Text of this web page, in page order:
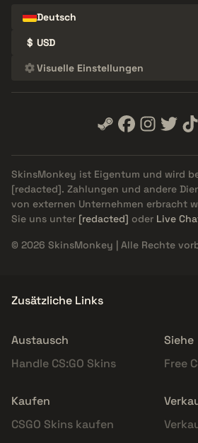
Deutsch
$ USD
Visuelle Einstellungen
SkinsMonkey ist Eigentum und wird
[redacted]. Zahlungen und andere
von externen Unternehmen erbracht
Sie uns unter [redacted] oder Live
© 2026 SkinsMonkey | Alle Rechte
Zusätzliche Links
Austausch
Handle CS:GO Skins
Siehe
Free
Kaufen
CSGO Skins kaufen